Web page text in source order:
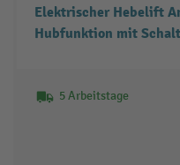
Elektrischer Hebelift
Hubfunktion mit
5 Arbeitstage